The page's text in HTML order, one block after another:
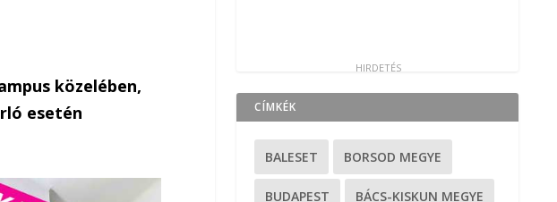
közelében,
esetén
CÍMKÉK
BALESET BORSOD MEGYE
BUDAPEST BÁCS-KISKUN MEGYE